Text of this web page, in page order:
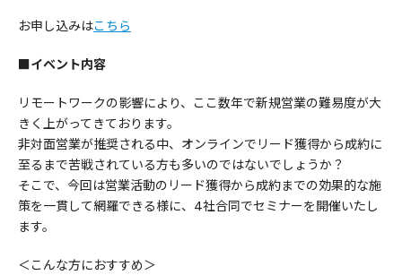
お申し込みはこちら
■イベント内容
リモートワークの影響により、ここ数年で新規営業の難易度が大
きく上がってきております。
非対面営業が推奨される中、オンラインでリード獲得から成約に
至るまで苦戦されている方も多いのではないでしょうか？
そこで、今回は営業活動のリード獲得から成約までの効果的な施
策を一貫して網羅できる様に、4社合同でセミナーを開催いたし
ます。
＜こんな方におすすめ＞